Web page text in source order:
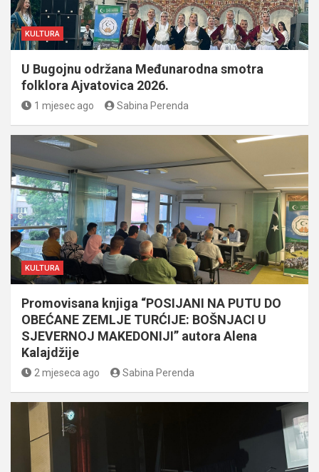
KULTURA
U Bugojnu održana Međunarodna smotra
folklora Ajvatovica 2026.
1 mjesec ago Sabina Perenda
KULTURA
Promovisana knjiga “POSIJANI NA PUTU DO
OBEĆANE ZEMLJE TURĆIJE: BOŠNJACI U
SJEVERNOJ MAKEDONIJI” autora Alena
Kalajdžije
2 mjeseca ago Sabina Perenda